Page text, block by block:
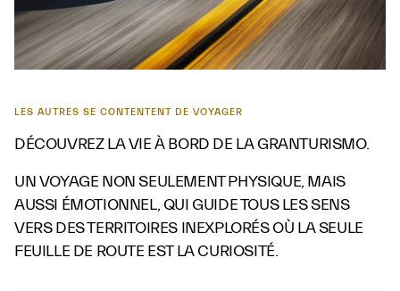
LES AUTRES SE CONTENTENT DE VOYAGER
DÉCOUVREZ LA VIE À BORD DE LA GRANTURISMO.
UN VOYAGE NON SEULEMENT PHYSIQUE, MAIS
AUSSI ÉMOTIONNEL, QUI GUIDE TOUS LES SENS
VERS DES TERRITOIRES INEXPLORÉS OÙ LA SEULE
FEUILLE DE ROUTE EST LA CURIOSITÉ.